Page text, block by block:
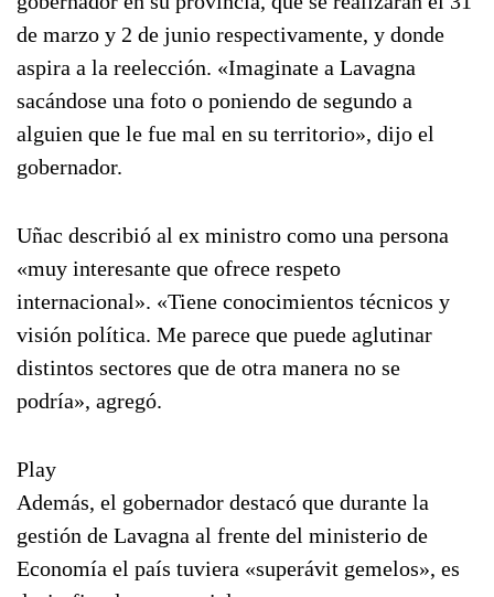
de marzo y 2 de junio respectivamente, y donde
aspira a la reelección. «Imaginate a Lavagna
sacándose una foto o poniendo de segundo a
alguien que le fue mal en su territorio», dijo el
gobernador.
Uñac describió al ex ministro como una persona
«muy interesante que ofrece respeto
internacional». «Tiene conocimientos técnicos y
visión política. Me parece que puede aglutinar
distintos sectores que de otra manera no se
podría», agregó.
Play
Además, el gobernador destacó que durante la
gestión de Lavagna al frente del ministerio de
Economía el país tuviera «superávit gemelos», es